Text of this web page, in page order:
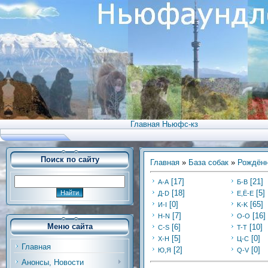
Главная Ньюфс-кз
Поиск по сайту
Меню сайта
Главная
Анонсы, Новости
Главная » База собак »
А-А [17] Б-В [21]
Д-D [18] Е,Ё-Е [5]
И-I [0] K-K [65]
Н-N [7] O-O [16]
C-S [6] T-T [10]
Х-H [5] Ц-C [0]
Ю,Я [2] Q-V [0]